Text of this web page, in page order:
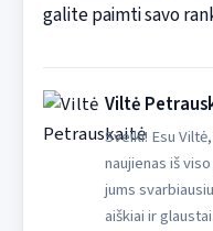
galite paimti savo
Viltė
Sveiki! Esu
naujienas iš
jums
aiškiai ir glaustai.